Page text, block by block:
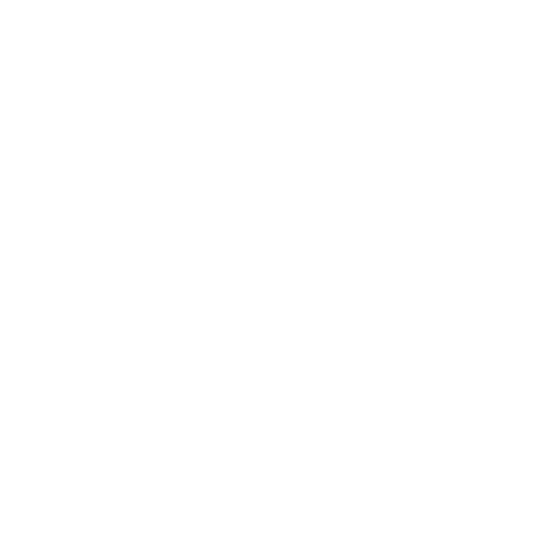
Financieras Interbancarias Mundiales"), una red
por letras y números. El BIC es necesario para
casos, optan tener un código SWIFT específico para
XXX, se refiere a la sede bancaria central. Si no, se
la cuenta de su destinatario y anular el pago.
y pedir que se anule la transferencia.